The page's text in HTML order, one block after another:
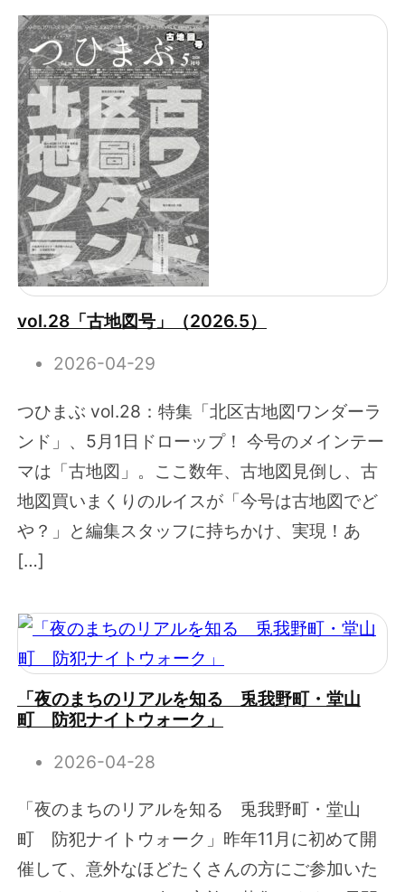
vol.28「古地図号」（2026.5）
2026-04-29
つひまぶ vol.28：特集「北区古地図ワンダーラ
ンド」、5月1日ドローップ！ 今号のメインテー
マは「古地図」。ここ数年、古地図見倒し、古
地図買いまくりのルイスが「今号は古地図でど
や？」と編集スタッフに持ちかけ、実現！あ
[…]
「夜のまちのリアルを知る 兎我野町・堂山
町 防犯ナイトウォーク」
2026-04-28
「夜のまちのリアルを知る 兎我野町・堂山
町 防犯ナイトウォーク」昨年11月に初めて開
催して、意外なほどたくさんの方にご参加いた